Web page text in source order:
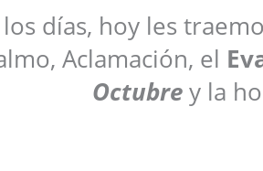
días, hoy les
Aclamación, el
Octubrey la